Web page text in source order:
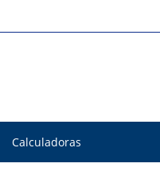
Calculadoras